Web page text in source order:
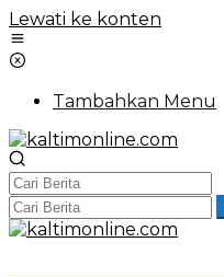
Lewati ke konten
Tambahkan Menu